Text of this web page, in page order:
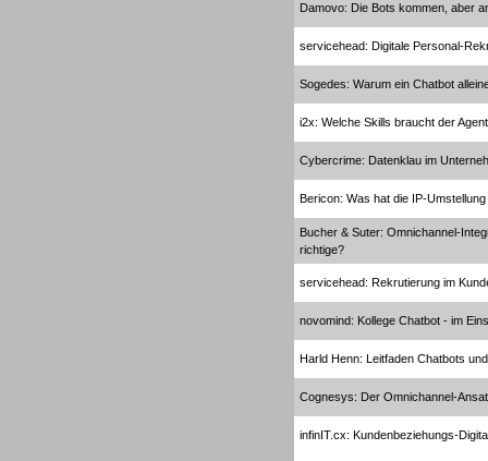
Damovo: Die Bots kommen, aber
servicehead: Digitale Personal-
Sogedes: Warum ein Chatbot
i2x: Welche Skills braucht der
Cybercrime: Datenklau im
Bericon: Was hat die IP-
Bucher & Suter: Omnichannel-
richtige?
servicehead: Rekrutierung im
novomind: Kollege Chatbot - im
Harld Henn: Leitfaden Chatbots
Cognesys: Der Omnichannel-
infinIT.cx: Kundenbeziehungs-